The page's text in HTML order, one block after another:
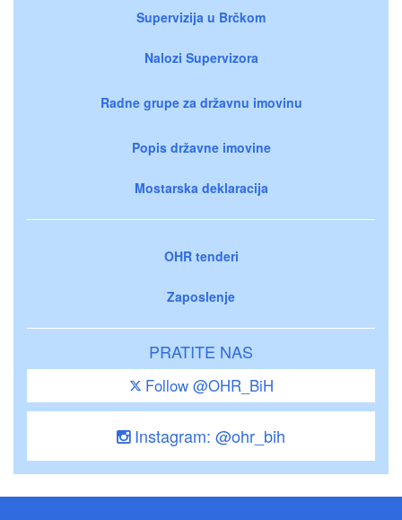
Supervizija u Brčkom
Nalozi Supervizora
Radne grupe za državnu imovinu
Popis državne imovine
Mostarska deklaracija
OHR tenderi
Zaposlenje
PRATITE NAS
Follow @OHR_BiH
Instagram: @ohr_bih